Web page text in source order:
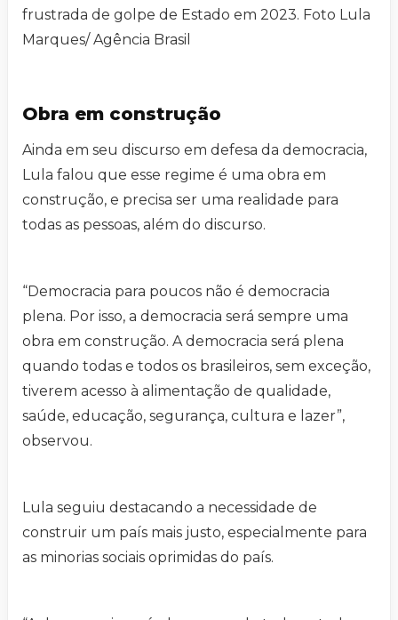
frustrada de golpe de Estado em 2023. Foto Lula
Marques/ Agência Brasil
Obra em construção
Ainda em seu discurso em defesa da democracia,
Lula falou que esse regime é uma obra em
construção, e precisa ser uma realidade para
todas as pessoas, além do discurso.
“Democracia para poucos não é democracia
plena. Por isso, a democracia será sempre uma
obra em construção. A democracia será plena
quando todas e todos os brasileiros, sem exceção,
tiverem acesso à alimentação de qualidade,
saúde, educação, segurança, cultura e lazer”,
observou.
Lula seguiu destacando a necessidade de
construir um país mais justo, especialmente para
as minorias sociais oprimidas do país.